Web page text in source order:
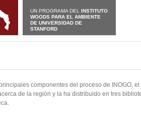
UN PROGRAMA DEL INSTITUTO
WOODS PARA EL AMBIENTE
DE UNIVERSIDAD DE
STANFORD
componentes del proceso de INOGO,
de la región y la ha distribuido en tres